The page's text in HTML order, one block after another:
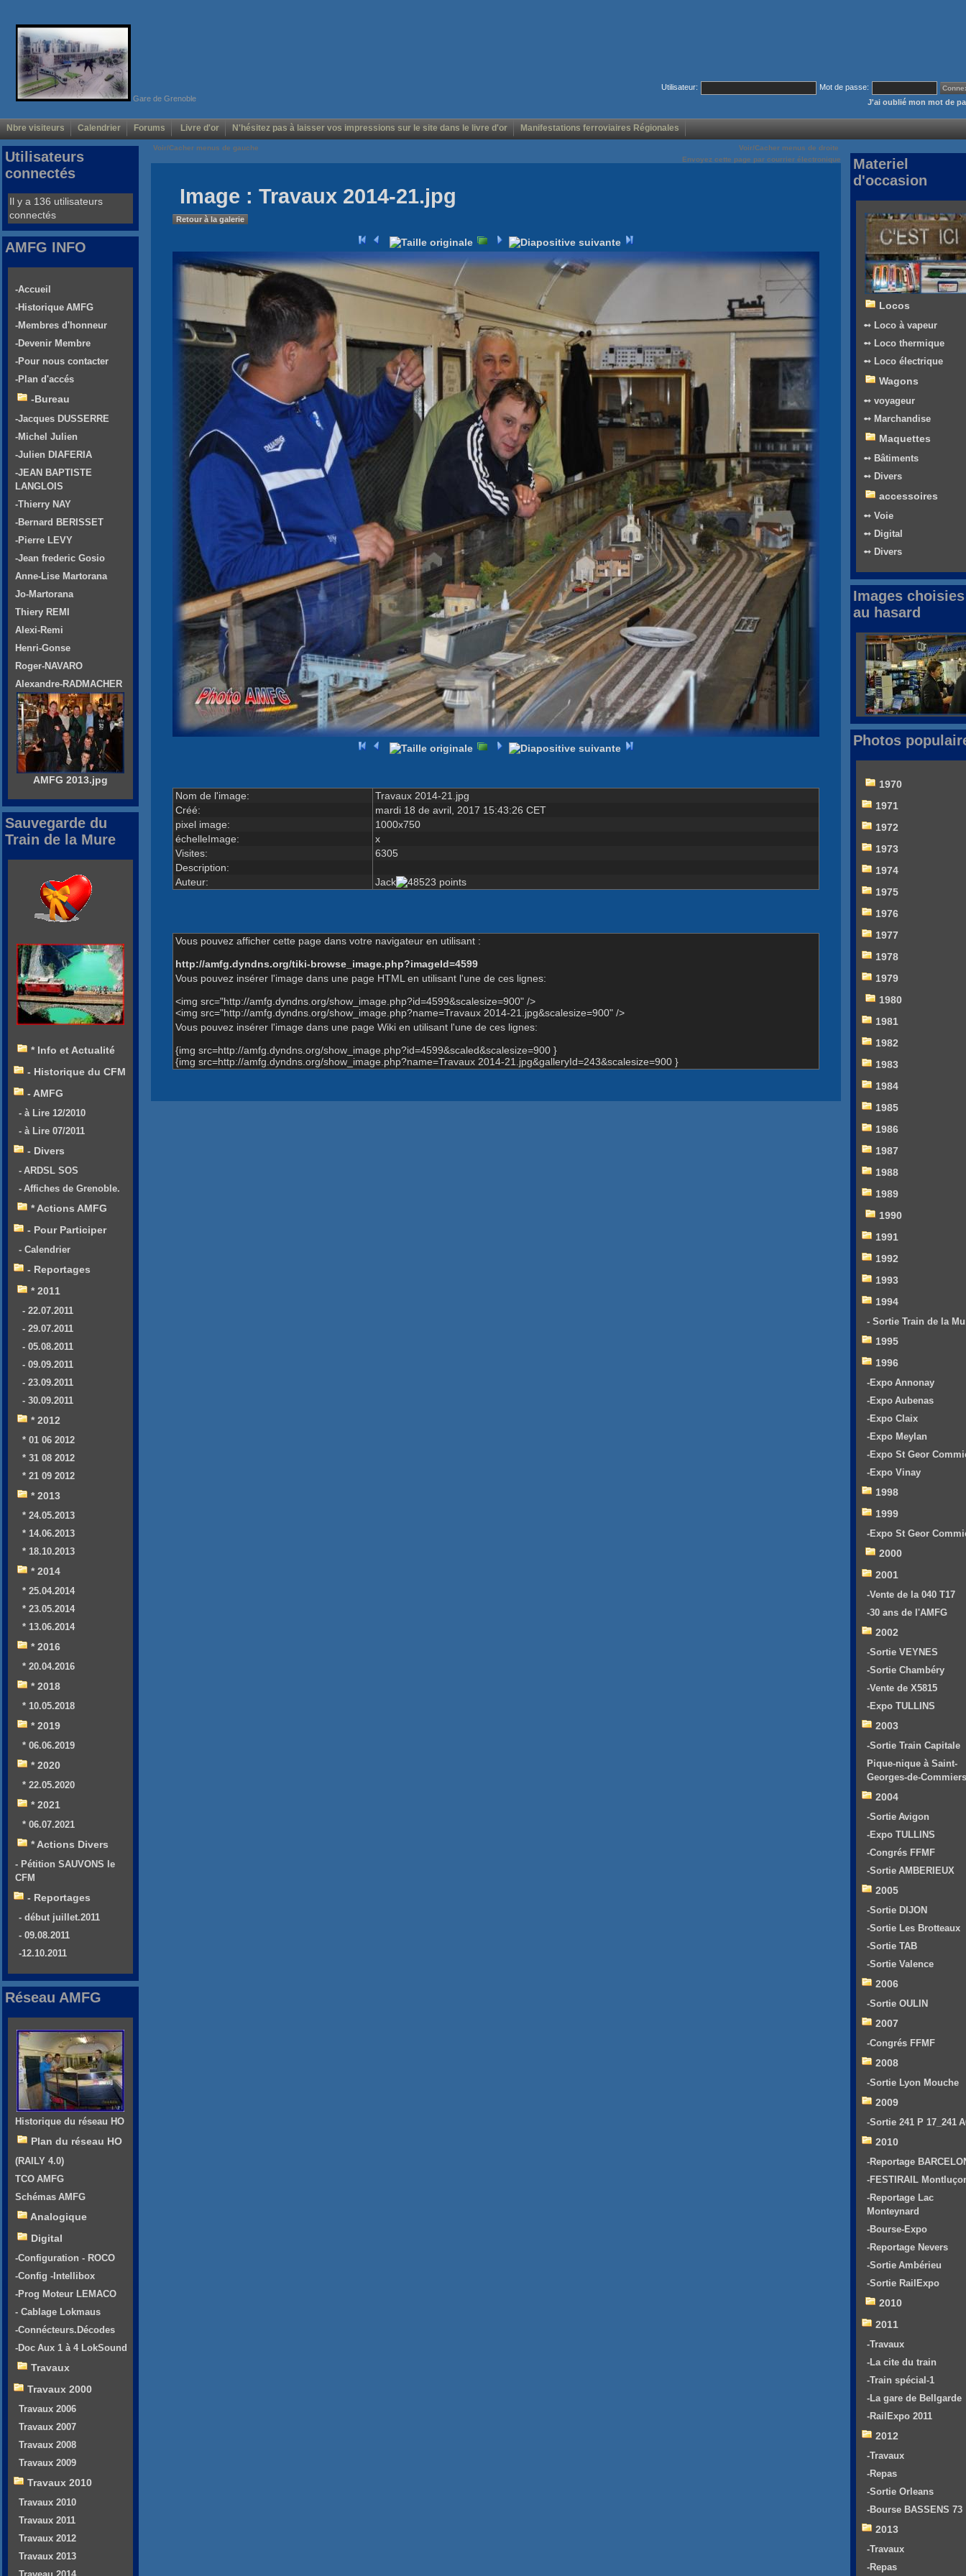
Gare de Grenoble
Utilisateur:
Mot de passe:
J'ai oublié mon mot de
Nbre visiteurs Calendrier Forums Livre d'or N'hésitez pas à laisser vos impressions sur le site dans le livre d'or Manifestations ferroviaires Régionales
Voir/Cacher menus de gauche
Voir/Cacher menus de droite
Envoyez cette page par courrier électronique
Image : Travaux 2014-21.jpg
Retour à la galerie
Nom de l'image:
Travaux 2014-21.jpg
Créé:
mardi 18 de avril, 2017 15:43:26 CET
pixel image:
1000x750
échelleImage:
x
Visites:
6305
Description:
Auteur:
Jack
Vous pouvez afficher cette page dans votre navigateur en utilisant :
http://amfg.dyndns.org/tiki-browse_image.php?imageId=4599
Vous pouvez insérer l'image dans une page HTML en utilisant l'une de ces lignes:
<img src="http://amfg.dyndns.org/show_image.php?id=4599&scalesize=900" />
<img src="http://amfg.dyndns.org/show_image.php?name=Travaux 2014-21.jpg&scalesize=900" />
Vous pouvez insérer l'image dans une page Wiki en utilisant l'une de ces lignes:
{img src=http://amfg.dyndns.org/show_image.php?id=4599&scaled&scalesize=900 }
{img src=http://amfg.dyndns.org/show_image.php?name=Travaux 2014-21.jpg&galleryId=243&scalesize=900 }
Utilisateurs
connectés
Il y a 136 utilisateurs
connectés
AMFG INFO
-Accueil
-Historique AMFG
-Membres d'honneur
-Devenir Membre
-Pour nous contacter
-Plan d'accés
-Bureau
-Jacques DUSSERRE
-Michel Julien
-Julien DIAFERIA
-JEAN BAPTISTE
LANGLOIS
-Thierry NAY
-Bernard BERISSET
-Pierre LEVY
-Jean frederic Gosio
Anne-Lise Martorana
Jo-Martorana
Thiery REMI
Alexi-Remi
Henri-Gonse
Roger-NAVARO
Alexandre-RADMACHER
AMFG 2013.jpg
Sauvegarde du
Train de la Mure
* Info et Actualité
- Historique du CFM
- AMFG
- à Lire 12/2010
- à Lire 07/2011
- Divers
- ARDSL SOS
- Affiches de Grenoble.
* Actions AMFG
- Pour Participer
- Calendrier
- Reportages
* 2011
- 22.07.2011
- 29.07.2011
- 05.08.2011
- 09.09.2011
- 23.09.2011
- 30.09.2011
* 2012
* 01 06 2012
* 31 08 2012
* 21 09 2012
* 2013
* 24.05.2013
* 14.06.2013
* 18.10.2013
* 2014
* 25.04.2014
* 23.05.2014
* 13.06.2014
* 2016
* 20.04.2016
* 2018
* 10.05.2018
* 2019
* 06.06.2019
* 2020
* 22.05.2020
* 2021
* 06.07.2021
* Actions Divers
- Pétition SAUVONS le
CFM
- Reportages
- début juillet.2011
- 09.08.2011
-12.10.2011
Réseau AMFG
Historique du réseau HO
Plan du réseau HO
(RAILY 4.0)
TCO AMFG
Schémas AMFG
Analogique
Digital
-Configuration - ROCO
-Config -Intellibox
-Prog Moteur LEMACO
- Cablage Lokmaus
-Connécteurs.Décodes
-Doc Aux 1 à 4 LokSound
Travaux
Travaux 2000
Travaux 2006
Travaux 2007
Travaux 2008
Travaux 2009
Travaux 2010
Travaux 2010
Travaux 2011
Travaux 2012
Travaux 2013
Materiel
d'occasion
Locos
➻ Loco à vapeur
➻ Loco thermique
➻ Loco électrique
Wagons
➻ voyageur
➻ Marchandise
Maquettes
➻ Bâtiments
➻ Divers
accessoires
➻ Voie
➻ Digital
➻ Divers
Images choisies
au hasard
Photos
1970
1971
1972
1973
1974
1975
1976
1977
1978
1979
1980
1981
1982
1983
1984
1985
1986
1987
1988
1989
1990
1991
1992
1993
1994
- Sortie Train de la
1995
1996
-Expo Annonay
-Expo Aubenas
-Expo Claix
-Expo Meylan
-Expo St Geor
-Expo Vinay
1998
1999
-Expo St Geor
2000
2001
-Vente de la 040 T17
-30 ans de l'AMFG
2002
-Sortie VEYNES
-Sortie Chambéry
-Vente de X5815
-Expo TULLINS
2003
-Sortie Train Capitale
Pique-nique à Saint-
Georges-de-Commiers
2004
-Sortie Avigon
-Expo TULLINS
-Congrés FFMF
-Sortie AMBERIEUX
2005
-Sortie DIJON
-Sortie Les Brotteaux
-Sortie TAB
-Sortie Valence
2006
-Sortie OULIN
2007
-Congrés FFMF
2008
-Sortie Lyon Mouche
2009
-Sortie 241 P 17_241
2010
-Reportage
-FESTIRAIL
-Reportage Lac
Monteynard
-Bourse-Expo
-Reportage Nevers
-Sortie Ambérieu
-Sortie RailExpo
2010
2011
-Travaux
-La cite du train
-Train spécial-1
-La gare de Bellgarde
-RailExpo 2011
2012
-Travaux
-Repas
-Sortie Orleans
-Bourse BASSENS 73
2013
-Travaux
-Repas